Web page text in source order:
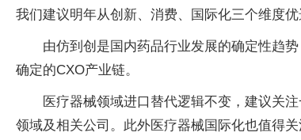
我们建议明年从创新、消费、国际化三个维度
由仿到创是国内药品行业发展的确定性趋
确定的CXO产业链。
医疗器械领域进口替代逻辑不变，建议关
领域及相关公司。此外医疗器械国际化也值得关